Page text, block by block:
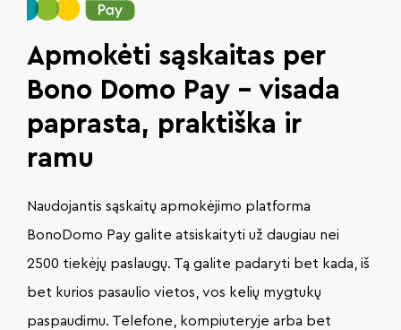
Apmokėti sąskaitas per
Bono Domo Pay – visada
paprasta, praktiška ir
ramu
Naudojantis sąskaitų apmokėjimo platforma
BonoDomo Pay galite atsiskaityti už daugiau nei
2500 tiekėjų paslaugų. Tą galite padaryti bet kada, iš
bet kurios pasaulio vietos, vos kelių mygtukų
paspaudimu. Telefone, kompiuteryje arba bet